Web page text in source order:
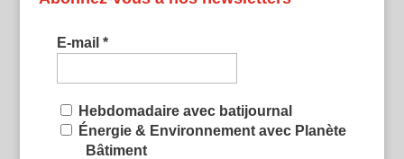
E-mail *
Hebdomadaire avec batijournal
Énergie & Environnement avec Planète
Bâtiment